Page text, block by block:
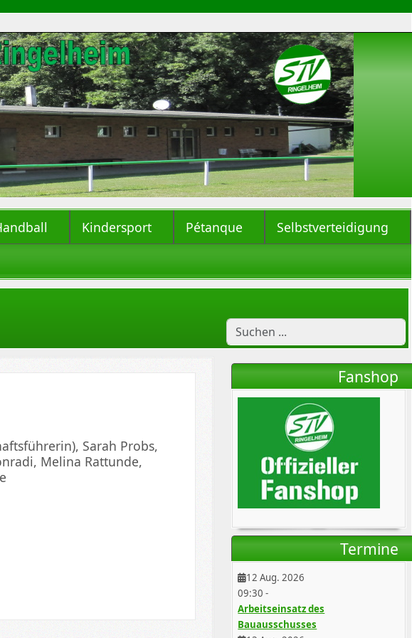
Kindersport Pétanque
Selbstverteidigung
Fanshop
Termine
12 Aug. 2026
09:30 -
Arbeitseinsatz des
Bauausschusses
Sarah Probs,
Melina Rattunde,